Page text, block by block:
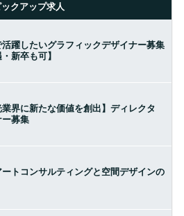
ックアップ求人
躍したいグラフィックデザイナー募集
新卒も可】
業界に新たな価値を創出】ディレクタ
ー募集
トコンサルティングと空間デザインの